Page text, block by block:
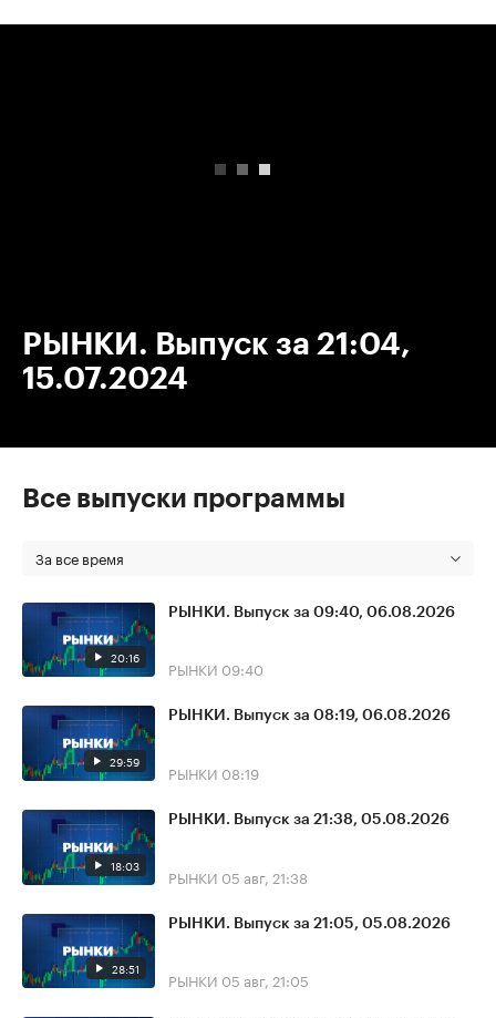
РЫНКИ. Выпуск за 21:04,
15.07.2024
Все выпуски программы
За все время
20:16
РЫНКИ. Выпуск за 09:40, 06.08.2026
РЫНКИ 09:40
29:59
РЫНКИ. Выпуск за 08:19, 06.08.2026
РЫНКИ 08:19
18:03
РЫНКИ. Выпуск за 21:38, 05.08.2026
РЫНКИ 05 авг, 21:38
28:51
РЫНКИ. Выпуск за 21:05, 05.08.2026
РЫНКИ 05 авг, 21:05